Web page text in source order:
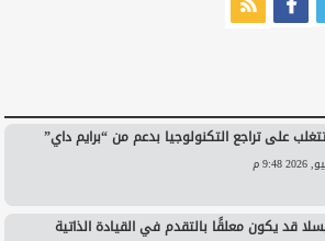
على تراجع التكنولوجيا بدعم من “برايم داي”
قد يكون معلقًا بالتقدم في القيادة الذاتية